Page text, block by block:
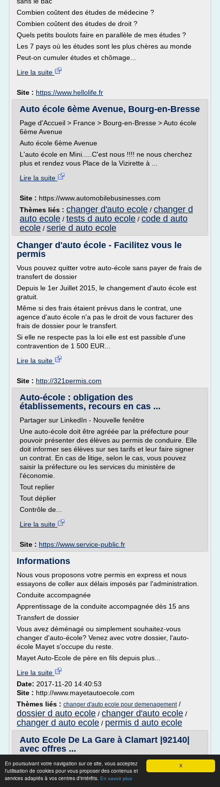
X
En poursuivant votre navigation sur ce site, vous acceptez
l'utilisation de cookies pour vous proposer des contenus et
services adaptés à vos centres d'intérêts. En savoir plus
Combien coûtent des études de médecine ?
Combien coûtent des études de droit ?
Quels petits boulots faire en parallèle de mes études ?
Les 7 pays où les études sont les plus chères au monde
Peut-on cumuler études et chômage...
Lire la suite
Site : https://www.hellolife.fr
Auto école 6ème Avenue, Bourg-en-Bresse
Page d'Accueil > France > Bourg-en-Bresse > Auto école
6ème Avenue
Auto école 6ème Avenue
L'auto école en Mini.....C'est nous !!!! ne nous cherchez
plus et rendez vous Place de la Vizirette à ...
Lire la suite
Site : https://www.automobilebusinesses.com
Thèmes liés : changer d'auto ecole / changer d
auto ecole / tests d auto ecole / code d auto
ecole / serie d auto ecole
Changer d'auto école - Facilitez vous le
permis
Vous pouvez quitter votre auto-école sans payer de frais de
transfert de dossier
Depuis le 1er Juillet 2015, le changement d'auto école est
gratuit.
Même si des frais étaient prévus dans le contrat, une
agence d'auto école n'a pas le droit de vous facturer des
frais de dossier pour le transfert.
Si elle ne respecte pas la loi elle est est passible d'une
contravention de 1 500 EUR...
Lire la suite
Site : http://321permis.com
Auto-école : obligation des
établissements, recours en cas ...
Partager sur LinkedIn - Nouvelle fenêtre
Une auto-école doit être agréée par la préfecture pour
pouvoir présenter des élèves au permis de conduire. Elle
doit informer ses élèves sur ses tarifs et leur faire signer
un contrat. En cas de litige, selon le cas, vous pouvez
saisir la préfecture ou les services du ministère de
l'économie.
Tout replier
Tout déplier
Contrôle de...
Lire la suite
Site : https://www.service-public.fr
Informations
Nous vous proposons votre permis en express et nous
essayons de coller aux délais imposés par l'administration.
Conduite accompagnée
Apprentissage de la conduite accompagnée dès 15 ans
Transfert de dossier
Vous avez déménagé ou simplement souhaitez-vous
changer d'auto-école? Venez avec votre dossier, l'auto-
école Mayet s'occupe du reste.
Mayet Auto-Ecole de père en fils depuis plus...
Lire la suite
Date: 2017-11-20 14:40:53
Site : http://www.mayetautoecole.com
Thèmes liés : changer d'auto ecole pour demenagement/
dossier d auto ecole / changer d'auto ecole /
changer d auto ecole / permis d auto ecole
Auto Ecole De La Gare à Clamart |92140|
avec offres ...
Non
1 Avis